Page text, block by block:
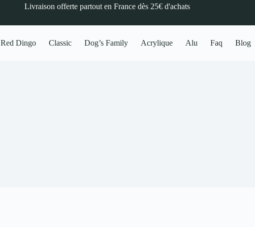
Livraison offerte partout en France dès 25€ d'achats
Red Dingo Classic Dog’s Family Acrylique Alu Faq Blog